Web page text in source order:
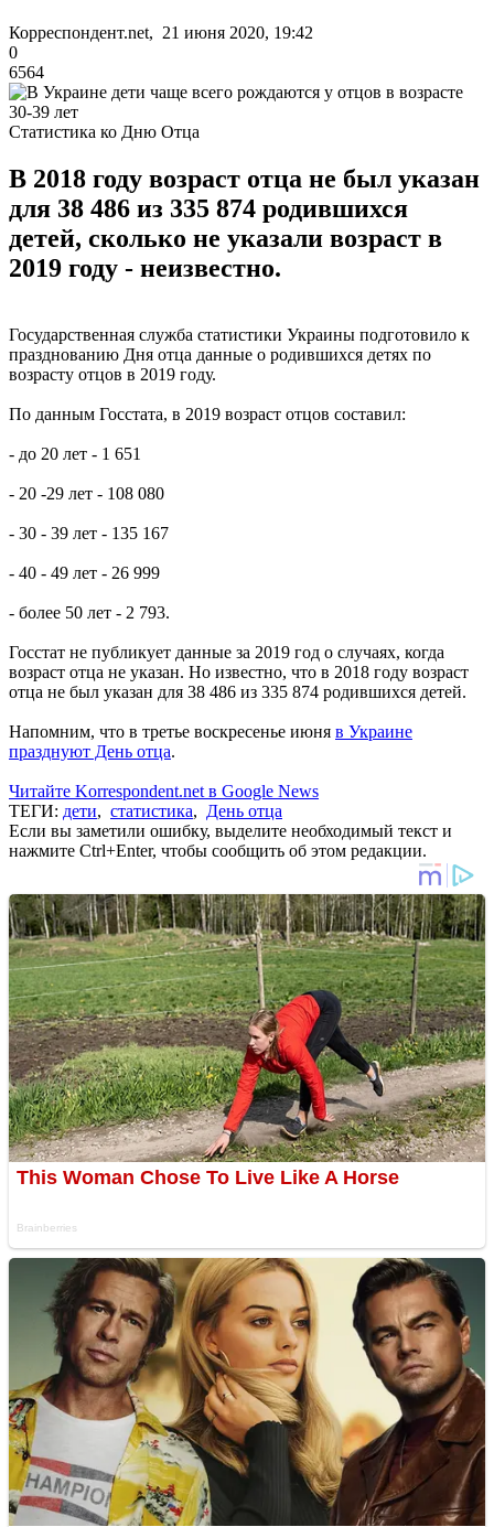
Корреспондент.net, 21 июня 2020, 19:42
0
6564
Статистика ко Дню Отца
В 2018 году возраст отца не был указан
для 38 486 из 335 874 родившихся
детей, сколько не указали возраст в
2019 году - неизвестно.
Государственная служба статистики Украины подготовило к
празднованию Дня отца данные о родившихся детях по
возрасту отцов в 2019 году.
По данным Госстата, в 2019 возраст отцов составил:
- до 20 лет - 1 651
- 20 -29 лет - 108 080
- 30 - 39 лет - 135 167
- 40 - 49 лет - 26 999
- более 50 лет - 2 793.
Госстат не публикует данные за 2019 год о случаях, когда
возраст отца не указан. Но известно, что в 2018 году возраст
отца не был указан для 38 486 из 335 874 родившихся детей.
Напомним, что в третье воскресенье июня в Украине
празднуют День отца.
Читайте Korrespondent.net в Google News
ТЕГИ: дети, статистика, День отца
Если вы заметили ошибку, выделите необходимый текст и
нажмите Ctrl+Enter, чтобы сообщить об этом редакции.